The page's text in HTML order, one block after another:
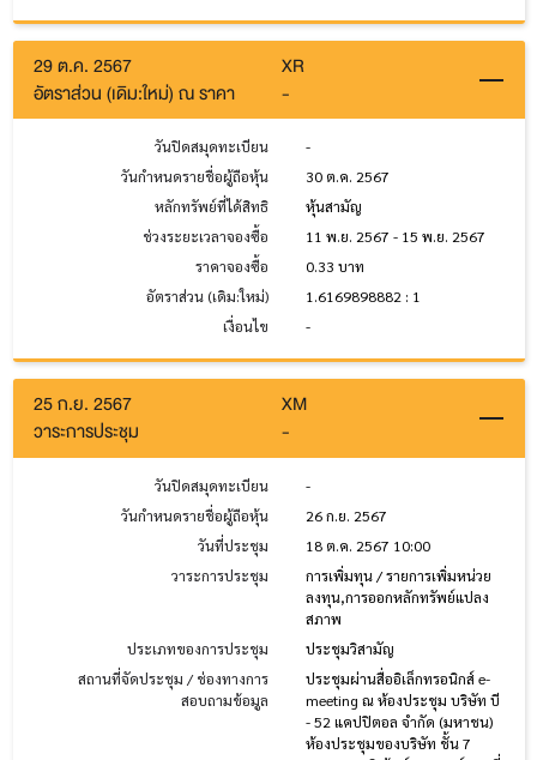
29 ต.ค. 2567
XR
อัตราส่วน (เดิม:ใหม่) ณ ราคา
-
วันปิดสมุดทะเบียน
-
วันกำหนดรายชื่อผู้ถือหุ้น
30 ต.ค. 2567
หลักทรัพย์ที่ได้สิทธิ
หุ้นสามัญ
ช่วงระยะเวลาจองซื้อ
11 พ.ย. 2567 - 15 พ.ย. 2567
ราคาจองซื้อ
0.33 บาท
อัตราส่วน (เดิม:ใหม่)
1.6169898882 : 1
เงื่อนไข
-
25 ก.ย. 2567
XM
วาระการประชุม
-
วันปิดสมุดทะเบียน
-
วันกำหนดรายชื่อผู้ถือหุ้น
26 ก.ย. 2567
วันที่ประชุม
18 ต.ค. 2567 10:00
วาระการประชุม
การเพิ่มทุน / รายการเพิ่มหน่วย
ลงทุน,การออกหลักทรัพย์แปลง
สภาพ
ประเภทของการประชุม
ประชุมวิสามัญ
สถานที่จัดประชุม / ช่องทางการ
สอบถามข้อมูล
ประชุมผ่านสื่ออิเล็กทรอนิกส์ e-
meeting ณ ห้องประชุม บริษัท บี
- 52 แคปปิตอล จำกัด (มหาชน)
ห้องประชุมของบริษัท ชั้น 7